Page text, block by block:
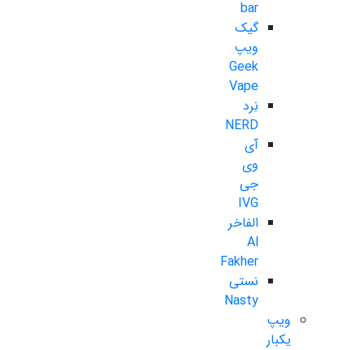
bar
گیک
ویپ
Geek
Vape
نِرد
NERD
آی
وی
جی
IVG
الفاخر
Al
Fakher
نستی
Nasty
ویپ
یکبار